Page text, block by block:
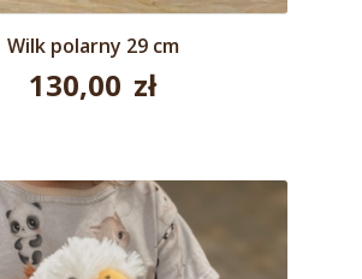
Wilk polarny 29 cm
130,00 zł